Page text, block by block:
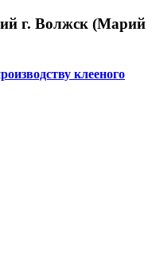
г. Волжск (Марий
клееного